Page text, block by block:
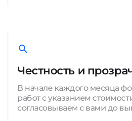
Честность и
В начале каждого месяца
работ с указанием
согласовываем с вами до